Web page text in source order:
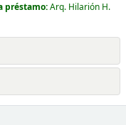
préstamo:Arq. Hilarión H.